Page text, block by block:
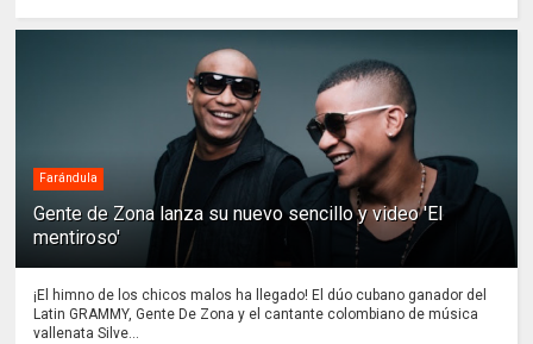
Farándula
Gente de Zona lanza su nuevo sencillo y video 'El
mentiroso'
¡El himno de los chicos malos ha llegado! El dúo cubano ganador del
Latin GRAMMY, Gente De Zona y el cantante colombiano de música
vallenata Silve...